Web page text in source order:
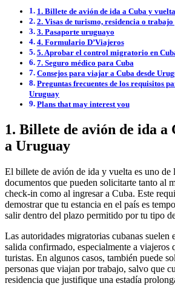
1. Billete de avión de ida a Cuba y
2. Visas de turismo, residencia o
3. Pasaporte uruguayo
4. Formulario D’Viajeros
5. Aprobar el control migratorio en
7. Seguro médico para Cuba
Consejos para viajar a Cuba desde
Preguntas frecuentes de los requisitos
Uruguay
Plans that may interest you
1. Billete de avión de ida a
a Uruguay
El billete de avión de ida y vuelta es uno de
documentos que pueden solicitarte tanto al
check-in como al ingresar a Cuba. Este
demostrar que tu estancia en el país es
salir dentro del plazo permitido por tu tipo
Las autoridades migratorias cubanas suelen
salida confirmado, especialmente a viajeros
turistas. En algunos casos, también puede
personas que viajan por trabajo, salvo que
residencia que justifique una estadía